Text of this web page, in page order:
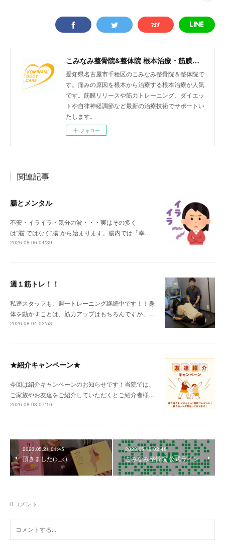
こみなみ整骨院&整体院 根本治療・筋膜リリースなどの最新治療もお任せください 名古屋市千種区仲田
愛知県名古屋市千種区のこみなみ整骨院＆整体院で
す。痛みの原因を根本から治療する根本治療が人気
です。筋膜リリースや筋力トレーニング、ダイエッ
トや自律神経調節など最新の治療技術でサポートい
たします。
フォロー
関連記事
腸とメンタル
不安・イライラ・気分の波・・・実はその多く
は“脳”ではなく“腸”から始まります。腸内では「幸…
2026.08.06 04:39
週１筋トレ！！
私達スタッフも、週一トレーニング継続中です！！身
体を動かすことは、筋力アップはもちろんですが、…
2026.08.04 02:53
★紹介キャンペーン★
今回は紹介キャンペーンのお知らせです！当院では、
ご家族やお友達をご紹介していただくとご紹介者様…
2026.08.03 07:16
2023.05.21 01:45
頂きました(>_<)
2023.05.13 02:48
こみなみ整骨院 公式ライン
0コメント